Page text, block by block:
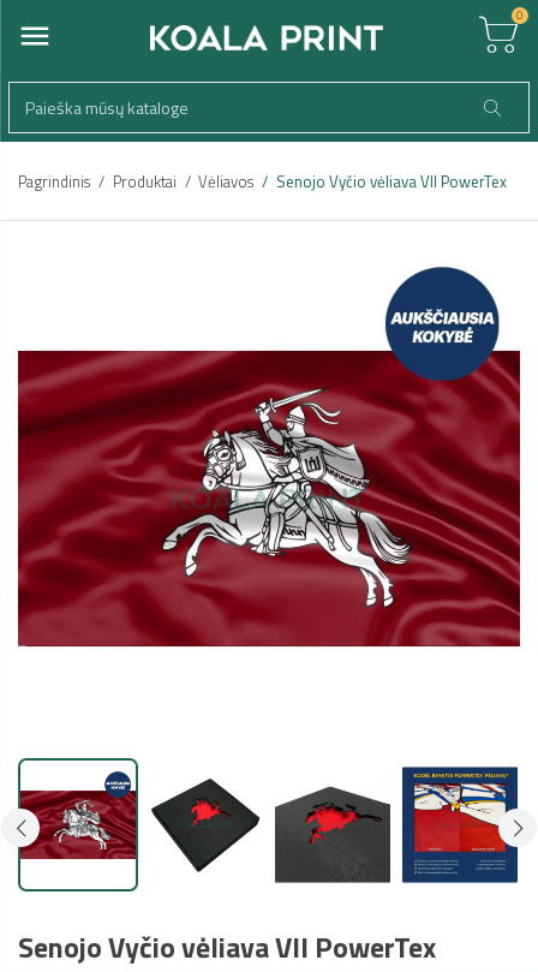
0
Pagrindinis Produktai Vėliavos Senojo Vyčio vėliava VII PowerTex
Senojo Vyčio vėliava VII PowerTex